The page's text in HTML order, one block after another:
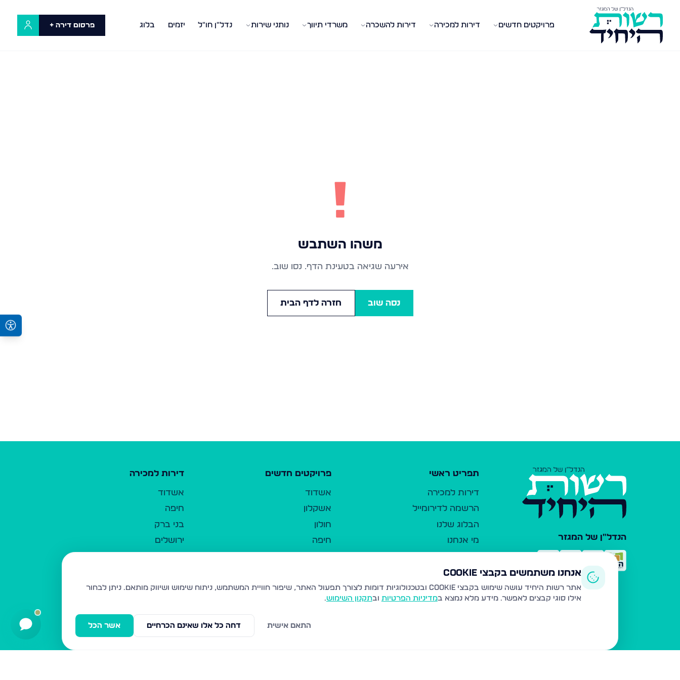
פרויקטים חדשים דירות למכירה דירות להשכרה משרדי תיווך נותני שירות נדל"ן חו"ל יזמים בלוג פרסום דירה +
!
משהו השתבש
אירעה שגיאה בטעינת הדף. נסו שוב.
נסה שוב חזרה לדף הבית
הנדל"ן של המגזר
תפריט ראשי
דירות למכירה
הרשמה לדירומייל
הבלוג שלנו
מי אנחנו
כלי עזר
פרסום ברשות היחיד
משרדי תיווך
פרויקטים חדשים
אשדוד
אשקלון
חולון
חיפה
נהריה
עמנואל
דירות למכירה
אשדוד
חיפה
בני ברק
ירושלים
בית שמש
ביתר עילית
אנחנו משתמשים בקבצי Cookie
אתר רשות היחיד עושה שימוש בקבצי Cookie ובטכנולוגיות דומות לצורך תפעול האתר, שיפור חוויית המשתמש, ניתוח שימוש ושיווק מותאם.
ניתן לבחור
אילו סוגי קבצים לאפשר. מידע מלא נמצא במדיניות הפרטיות ובתקנון השימוש.
אשר הכל דחה כל אלו שאינם הכרחיים התאם אישית